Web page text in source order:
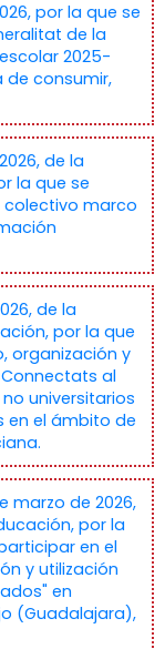
por la que se
de la
2025-
de consumir,
de la
la que se
colectivo marco
de la
por la que
organización y
al
universitarios
en el ámbito de
marzo de 2026,
por la
en el
y utilización
en
(Guadalajara),